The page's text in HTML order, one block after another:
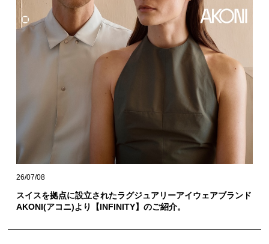
26/07/08
スイスを拠点に設立されたラグジュアリーアイウェアブランド
AKONI(アコニ)より【INFINITY】のご紹介。